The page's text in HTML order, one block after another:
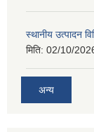
स्थानीय उत्पादन
मिति: 02/10/
अन्य